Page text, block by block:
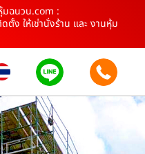
มฉนวน.com :
ง ให้เช่านั่งร้าน และ งานหุ้ม